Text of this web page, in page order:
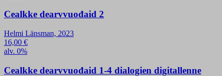
Cealkke dearvvuođaid 2
Helmi Länsman, 2023
16,00 €
alv. 0%
Cealkke dearvvuođaid 1-4 dialogien digitallenne